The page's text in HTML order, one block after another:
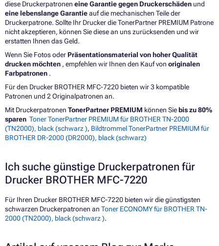
diese Druckerpatronen eine Garantie gegen Druckerschäden und
eine lebenslange Garantieauf die mechanischen Teile der
Druckerpatrone. Sollte Ihr Drucker die TonerPartner PREMIUM Patrone
nicht akzeptieren, können Sie diese an uns zurücksenden und wir
erstatten Ihnen das Geld.
Wenn Sie Fotos oder Präsentationsmaterial von hoher Qualität
drucken möchten , empfehlen wir Ihnen den Kauf von originalen
Farbpatronen .
Für den Drucker BROTHER MFC-7220 bieten wir 3 kompatible
Patronen und 2 Originalpatronen an.
Mit Druckerpatronen TonerPartner PREMIUM können Sie bis zu 80%
sparen Toner TonerPartner PREMIUM für BROTHER TN-2000
(TN2000), black (schwarz ), Bildtrommel TonerPartner PREMIUM für
BROTHER DR-2000 (DR2000), black (schwarz)
Ich suche günstige Druckerpatronen für
Drucker BROTHER MFC-7220
Für Ihren Drucker BROTHER MFC-7220 bieten wir die günstigsten
schwarzen Druckerpatronen an Toner ECONOMY für BROTHER TN-
2000 (TN2000), black (schwarz ).